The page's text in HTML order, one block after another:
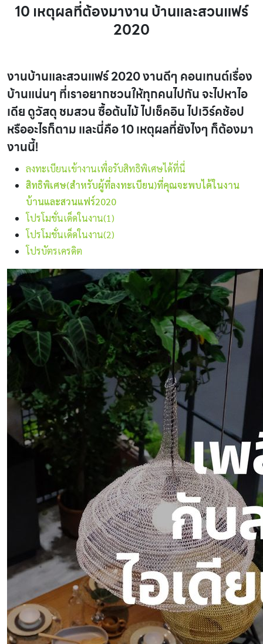
10 เหตุผลที่ต้องมางาน บ้านและสวนแฟร์
2020
งานบ้านและสวนแฟร์ 2020 งานดีๆ คอนเทนต์เรื่อง
บ้านแน่นๆ ที่เราอยากชวนให้ทุกคนไปกัน จะไปหาไอ
เดีย ดูวัสดุ ชมสวน ซื้อต้นไม้ ไปเช็คอิน ไปเวิร์คช้อป
หรืออะไรก็ตาม และนี่คือ 10 เหตุผลที่ยังไงๆ ก็ต้องมา
งานนี้!
ลงทะเบียนเข้างานเพื่อรับสิทธิพิเศษได้ที่นี่
สิทธิพิเศษ(สำหรับผู้ที่ลงทะเบียน)ที่คุณจะพบได้ในงาน
บ้านและสวนแฟร์2020
โปรโมชั่นเด็ดในงาน(1)
โปรโมชั่นเด็ดในงาน(2)
โปรบัตรเครดิต